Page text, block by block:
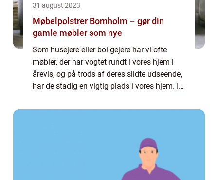
31 august 2023
Møbelpolstrer Bornholm – gør din
gamle møbler som nye
Som husejere eller boligejere har vi ofte
møbler, der har vogtet rundt i vores hjem i
årevis, og på trods af deres slidte udseende,
har de stadig en vigtig plads i vores hjem. I
elskede m&...